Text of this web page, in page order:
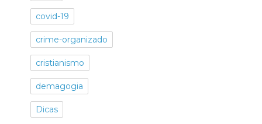
covid-19
crime-organizado
cristianismo
demagogia
Dicas